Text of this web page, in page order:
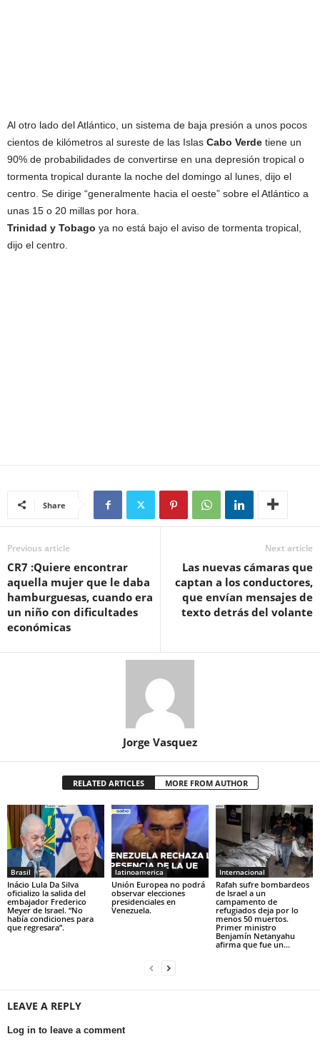
Al otro lado del Atlántico, un sistema de baja presión a unos pocos
cientos de kilómetros al sureste de las Islas Cabo Verde tiene un
90% de probabilidades de convertirse en una depresión tropical o
tormenta tropical durante la noche del domingo al lunes, dijo el
centro. Se dirige “generalmente hacia el oeste” sobre el Atlántico a
unas 15 o 20 millas por hora.
Trinidad y Tobago ya no está bajo el aviso de tormenta tropical,
dijo el centro.
Share
Previous article
CR7 :Quiere encontrar
aquella mujer que le daba
hamburguesas, cuando era
un niño con dificultades
económicas
Next article
Las nuevas cámaras que
captan a los conductores,
que envían mensajes de
texto detrás del volante
Jorge Vasquez
RELATED ARTICLES MORE FROM AUTHOR
Brasil
Inácio Lula Da Silva
oficializo la salida del
embajador Frederico
Meyer de Israel. “No
había condiciones para
que regresara”.
latinoamerica
Unión Europea no podrá
observar elecciones
presidenciales en
Venezuela.
Internacional
Rafah sufre bombardeos
de Israel a un
campamento de
refugiados deja por lo
menos 50 muertos.
Primer ministro
Benjamín Netanyahu
afirma que fue un...
LEAVE A REPLY
Log in to leave a comment